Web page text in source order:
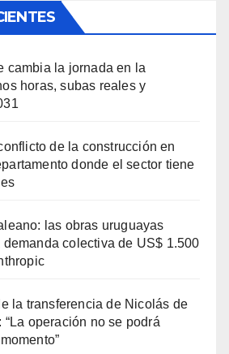
cambia la jornada en la
horas, subas reales y
de la construcción en
donde el sector tiene
las obras uruguayas
colectiva de US$ 1.500
la transferencia de Nicolás de
“La operación no se podrá